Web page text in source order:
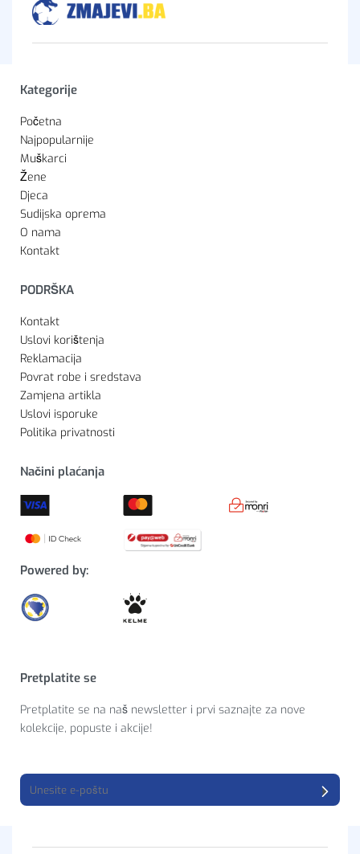
Kategorije
Početna
Najpopularnije
Muškarci
Žene
Djeca
Sudijska oprema
O nama
Kontakt
PODRŠKA
Kontakt
Uslovi korištenja
Reklamacija
Povrat robe i sredstava
Zamjena artikla
Uslovi isporuke
Politika privatnosti
Načini plaćanja
Powered by:
Pretplatite se
Pretplatite se na naš newsletter i prvi saznajte za nove
kolekcije, popuste i akcije!